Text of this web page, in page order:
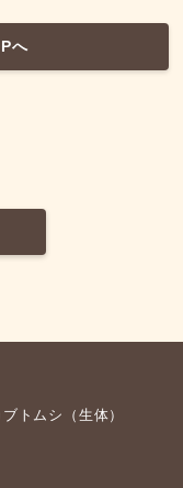
へ
トムシ（生体）